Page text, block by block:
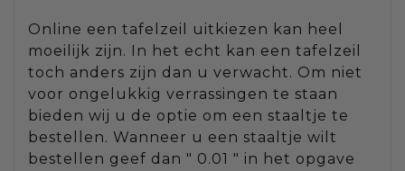
Online een tafelzeil uitkiezen kan heel
moeilijk zijn. In het echt kan een tafelzeil
toch anders zijn dan u verwacht. Om niet
voor ongelukkig verrassingen te staan
bieden wij u de optie om een staaltje te
bestellen. Wanneer u een staaltje wilt
bestellen geef dan " 0.01 " in het opgave